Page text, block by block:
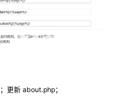
更新 about.php；